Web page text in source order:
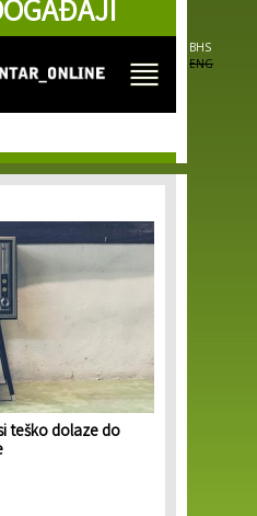
BHS
ENG
teško dolaze do